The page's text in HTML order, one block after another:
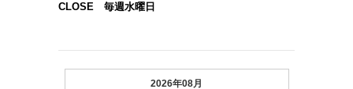
CLOSE 毎週水曜日
2026年08月